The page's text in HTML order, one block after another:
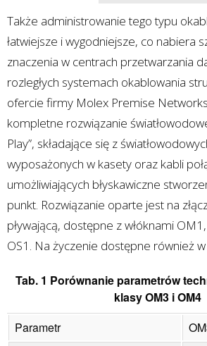
Także administrowanie tego typu
łatwiejsze i wygodniejsze, co nabiera
znaczenia w centrach przetwarzania
rozległych systemach okablowania
ofercie firmy Molex Premise
kompletne rozwiązanie
Play”, składające się z
wyposażonych w kasety oraz kabli
umożliwiających błyskawiczne
punkt. Rozwiązanie oparte jest na
pływającą, dostępne z włóknami
OS1. Na życzenie dostępne również
Tab. 1 Porównanie parametrów
klasy OM3 i OM4
Parametr